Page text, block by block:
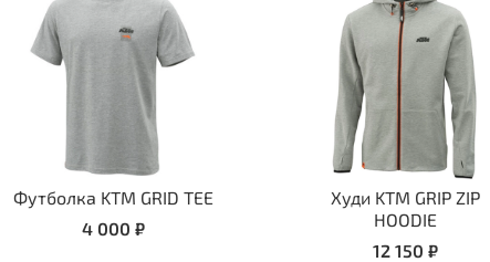
Футболка KTM GRID TEE
4 000 ₽
Худи KTM GRIP ZIP
HOODIE
12 150 ₽